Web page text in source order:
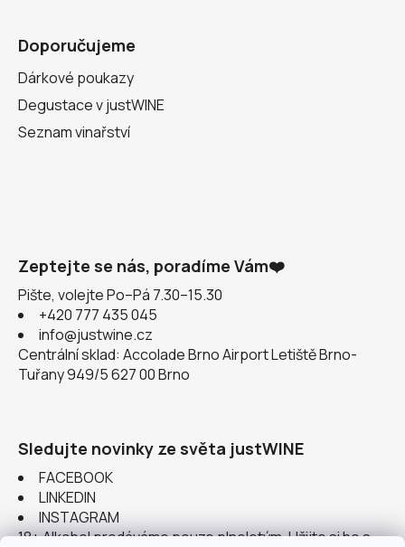
Doporučujeme
Dárkové poukazy
Degustace v justWINE
Seznam vinařství
Zeptejte se nás, poradíme Vám❤️
Pište, volejte Po–Pá 7.30–15.30
+420 777 435 045
info@justwine.cz
Centrální sklad: Accolade Brno Airport Letiště Brno-
Tuřany 949/5 627 00 Brno
Sledujte novinky ze světa justWINE
FACEBOOK
LINKEDIN
INSTAGRAM
18+ Alkohol prodáváme pouze plnoletým. Užijte si ho s